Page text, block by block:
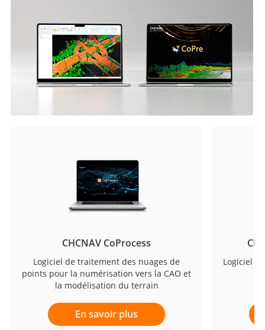
CHCNAV CoProcess
Logiciel de traitement des nuages de
points pour la numérisation vers la CAO et
la modélisation du terrain
En savoir plus
Logiciel